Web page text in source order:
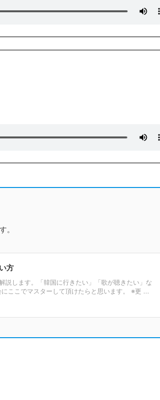
。
方
説します。「韓国に行きたい」「歌が聴きたい」な
ここでマスターして頂けたらと思います。 ※更 ...